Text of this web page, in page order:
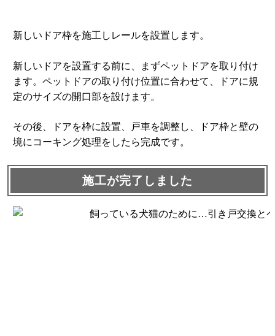
新しいドア枠を施工しレールを設置します。
新しいドアを設置する前に、まずペットドアを取り付け
ます。ペットドアの取り付け位置に合わせて、ドアに規
定のサイズの開口部を設けます。
その後、ドアを枠に設置、戸車を調整し、ドア枠と壁の
境にコーキング処理をしたら完成です。
施工が完了しました